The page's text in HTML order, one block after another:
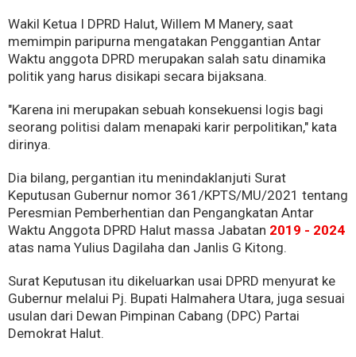
Wakil Ketua I DPRD Halut, Willem M Manery, saat
memimpin paripurna mengatakan Penggantian Antar
Waktu anggota DPRD merupakan salah satu dinamika
politik yang harus disikapi secara bijaksana.
"Karena ini merupakan sebuah konsekuensi logis bagi
seorang politisi dalam menapaki karir perpolitikan," kata
dirinya.
Dia bilang, pergantian itu menindaklanjuti Surat
Keputusan Gubernur nomor 361/KPTS/MU/2021 tentang
Peresmian Pemberhentian dan Pengangkatan Antar
Waktu Anggota DPRD Halut massa Jabatan 2019 - 2024
atas nama Yulius Dagilaha dan Janlis G Kitong.
Surat Keputusan itu dikeluarkan usai DPRD menyurat ke
Gubernur melalui Pj. Bupati Halmahera Utara, juga sesuai
usulan dari Dewan Pimpinan Cabang (DPC) Partai
Demokrat Halut.